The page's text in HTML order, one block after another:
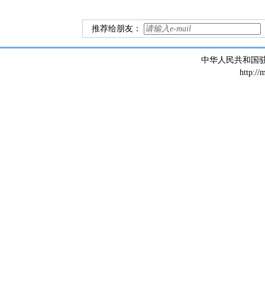
推荐给朋友：
中华人民共和国
http://